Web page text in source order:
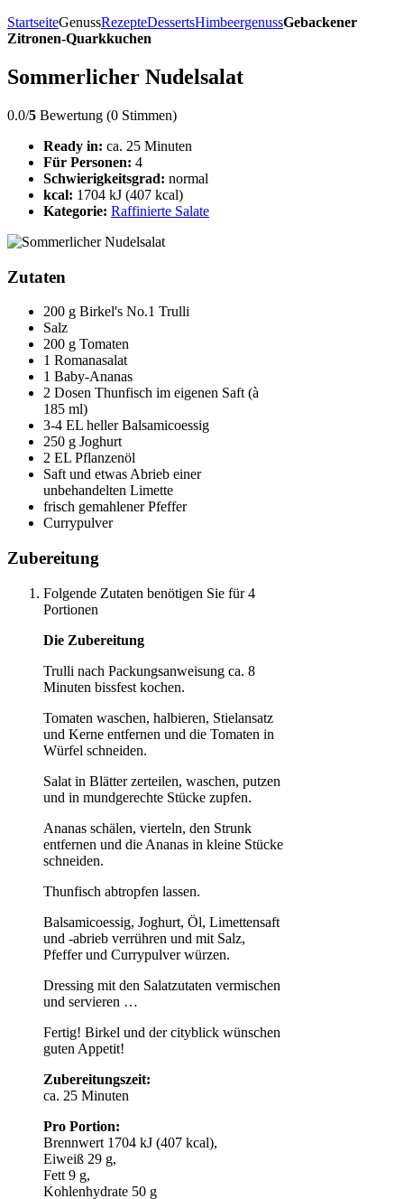
StartseiteGenussRezepteDessertsHimbeergenussGebackener
Zitronen-Quarkkuchen
Sommerlicher Nudelsalat
0.0/5 Bewertung (0 Stimmen)
Ready in: ca. 25 Minuten
Für Personen: 4
Schwierigkeitsgrad: normal
kcal: 1704 kJ (407 kcal)
Kategorie: Raffinierte Salate
Zutaten
200 g Birkel's No.1 Trulli
Salz
200 g Tomaten
1 Romanasalat
1 Baby-Ananas
2 Dosen Thunfisch im eigenen Saft (à
185 ml)
3-4 EL heller Balsamicoessig
250 g Joghurt
2 EL Pflanzenöl
Saft und etwas Abrieb einer
unbehandelten Limette
frisch gemahlener Pfeffer
Currypulver
Zubereitung
Folgende Zutaten benötigen Sie für 4
Portionen
Die Zubereitung
Trulli nach Packungsanweisung ca. 8
Minuten bissfest kochen.
Tomaten waschen, halbieren, Stielansatz
und Kerne entfernen und die Tomaten in
Würfel schneiden.
Salat in Blätter zerteilen, waschen, putzen
und in mundgerechte Stücke zupfen.
Ananas schälen, vierteln, den Strunk
entfernen und die Ananas in kleine Stücke
schneiden.
Thunfisch abtropfen lassen.
Balsamicoessig, Joghurt, Öl, Limettensaft
und -abrieb verrühren und mit Salz,
Pfeffer und Currypulver würzen.
Dressing mit den Salatzutaten vermischen
und servieren …
Fertig! Birkel und der cityblick wünschen
guten Appetit!
Zubereitungszeit:
ca. 25 Minuten
Pro Portion:
Brennwert 1704 kJ (407 kcal),
Eiweiß 29 g,
Fett 9 g,
Kohlenhydrate 50 g